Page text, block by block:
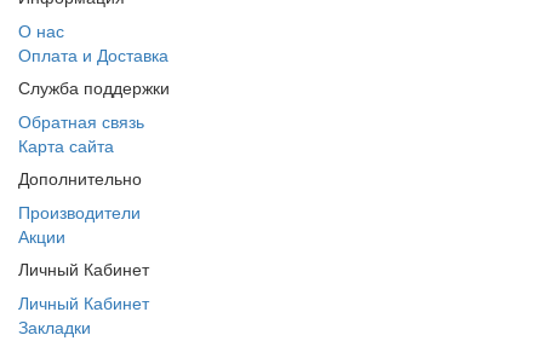
О нас
Оплата и Доставка
Служба поддержки
Обратная связь
Карта сайта
Дополнительно
Производители
Акции
Личный Кабинет
Личный Кабинет
Закладки